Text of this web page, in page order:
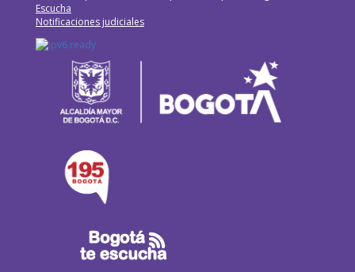
Escucha
Notificaciones judiciales